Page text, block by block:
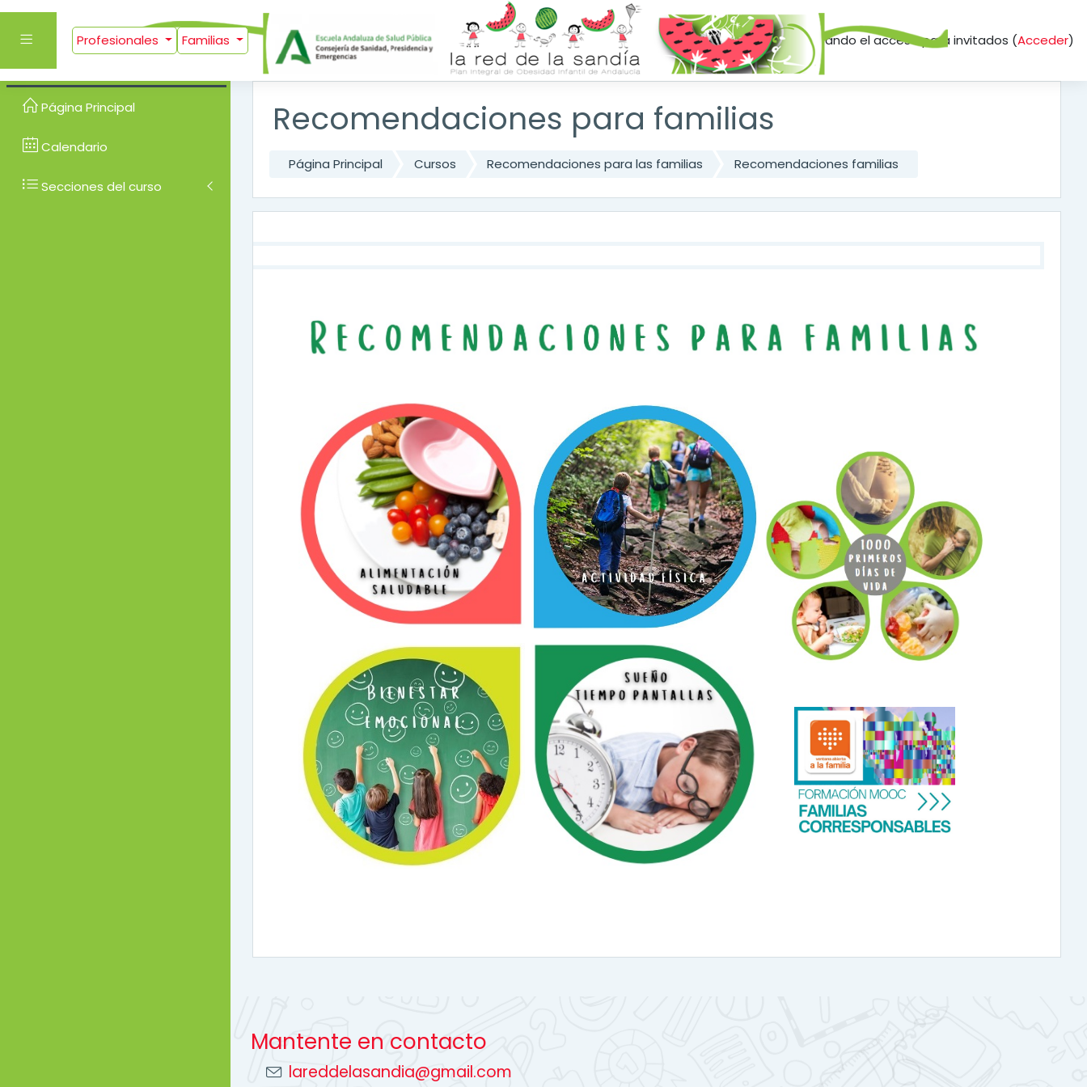
Panel lateralProfesionales Familias En este momento está usando el acceso para invitados (Acceder)
Recomendaciones para familias
Página Principal Cursos Recomendaciones para las familias Recomendaciones familias
Página Principal
Calendario
Secciones del curso
Mantente en contacto
lareddelasandia@gmail.com